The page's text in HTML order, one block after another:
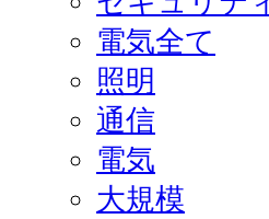
電気全て
照明
通信
電気
大規模